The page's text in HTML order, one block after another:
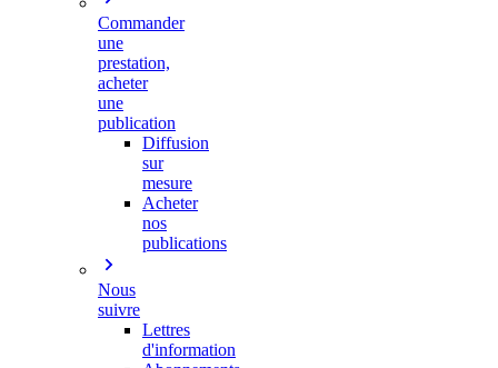
Commander
une
prestation,
acheter
une
publication
Diffusion
sur
mesure
Acheter
nos
publications
Nous
suivre
Lettres
d'information